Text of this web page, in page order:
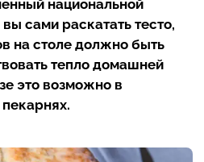
национальной
сами раскатать тесто,
на столе должно быть
тепло домашней
это возможно в